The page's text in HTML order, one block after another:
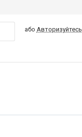
або Авторизуйтесь